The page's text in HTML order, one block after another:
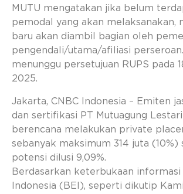
MUTU mengatakan jika belum
pemodal yang akan melaksanakan,
baru akan diambil bagian oleh
pengendali/utama/afiliasi
menunggu persetujuan RUPS pada
2025.
Jakarta, CNBC Indonesia – Emiten
dan sertifikasi PT Mutuagung
berencana melakukan private
sebanyak maksimum 314 juta (10%)
potensi dilusi 9,09%.
Berdasarkan keterbukaan informasi
Indonesia (BEI), seperti dikutip